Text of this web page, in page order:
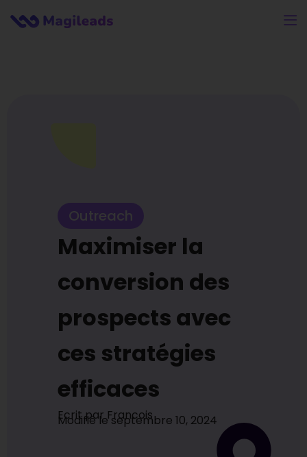
Outreach
Maximiser la
conversion des
prospects avec
ces stratégies
efficaces
Ecrit parFrancois
Modifié le septembre 10, 2024